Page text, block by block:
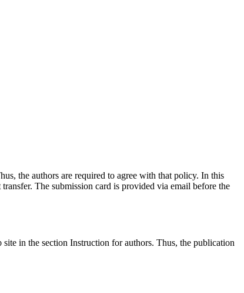
the authors are required to agree with that policy. In this
The submission card is provided via email before the
in the section Instruction for authors. Thus, the publication